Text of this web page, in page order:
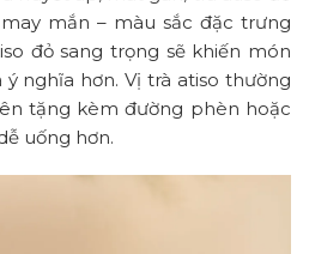
mắn – màu sắc đặc trưng
đỏ sang trọng sẽ khiến món
nghĩa hơn. Vị trà atiso thường
tặng kèm đường phèn hoặc
uống hơn.